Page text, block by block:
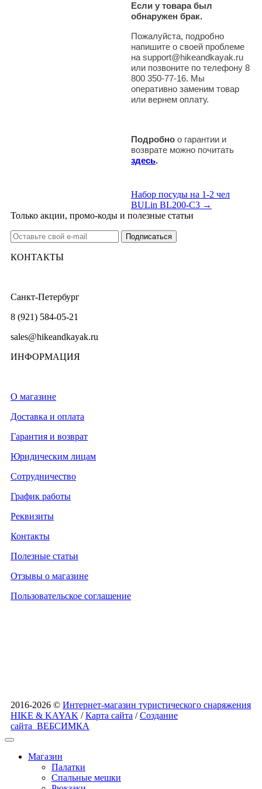
Если у товара был
обнаружен брак.
Пожалуйста, подробно
напишите о своей проблеме
на support@hikeandkayak.ru
или позвоните по телефону 8
800 350-77-16. Мы
оперативно заменим товар
или вернем оплату.
Подробно о гарантии и
возврате можно почитать
здесь.
Набор посуды на 1-2 чел
BULin BL200-C3 →
Только акции, промо-коды и полезные статьи
КОНТАКТЫ
Санкт-Петербург
8 (921) 584-05-21
sales@hikeandkayak.ru
ИНФОРМАЦИЯ
О магазине
Доставка и оплата
Гарантия и возврат
Юридическим лицам
Сотрудничество
График работы
Реквизиты
Контакты
Полезные статьи
Отзывы о магазине
Пользовательское соглашение
2016-2026 © Интернет-магазин туристического снаряжения
HIKE & KAYAK /Карта сайта /Создание
сайта ВЕБСИМКА
Магазин
Палатки
Спальные мешки